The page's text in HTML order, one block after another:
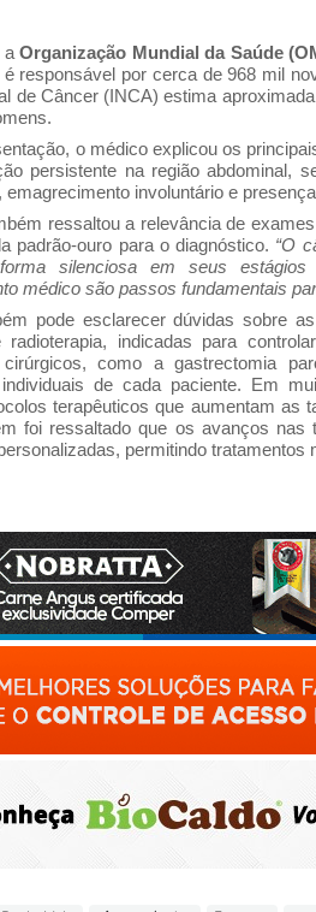
a Organização Mundial da Saúde
responsável por cerca de 968 mil
de Câncer (INCA) estima
o médico explicou os
persistente na região abdominal,
emagrecimento involuntário e
ressaltou a relevância de
padrão-ouro para o diagnóstico. “O
silenciosa em seus
médico são passos fundamentais
pode esclarecer dúvidas sobre
radioterapia, indicadas para
cirúrgicos, como a gastrectomia
de cada paciente. Em
terapêuticos que aumentam as
foi ressaltado que os avanços nas
permitindo